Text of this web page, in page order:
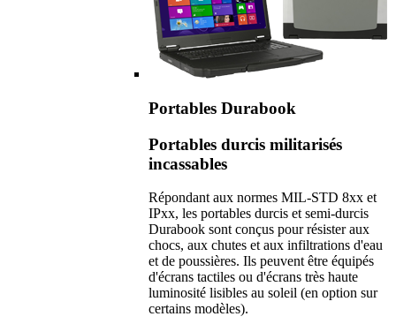
Portables Durabook
Portables durcis militarisés
incassables
Répondant aux normes MIL-STD 8xx et
IPxx, les portables durcis et semi-durcis
Durabook sont conçus pour résister aux
chocs, aux chutes et aux infiltrations d'eau
et de poussières. Ils peuvent être équipés
d'écrans tactiles ou d'écrans très haute
luminosité lisibles au soleil (en option sur
certains modèles).